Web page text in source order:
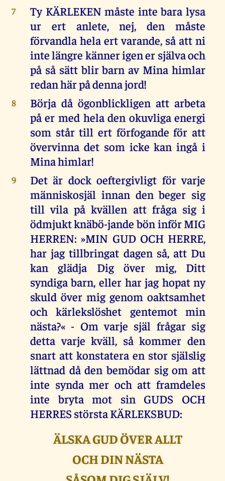
7
Ty KÄRLEKEN måste inte bara lysa
ur ert anlete, nej, den måste
förvandla hela ert varande, så att ni
inte längre känner igen er själva och
på så sätt blir barn av Mina himlar
redan här på denna jord!
8
Börja då ögonblickligen att arbeta
på er med hela den okuvliga energi
som står till ert förfogande för att
övervinna det som icke kan ingå i
Mina himlar!
9
Det är dock oeftergivligt för varje
människosjäl innan den beger sig
till vila på kvällen att fråga sig i
ödmjukt knäbö-jande bön inför MIG
HERREN: »MIN GUD OCH HERRE,
har jag tillbringat dagen så, att Du
kan glädja Dig över mig, Ditt
syndiga barn, eller har jag hopat ny
skuld över mig genom oaktsamhet
och kärlekslöshet gentemot min
nästa?« - Om varje själ frågar sig
detta varje kväll, så kommer den
snart att konstatera en stor själslig
lättnad då den bemödar sig om att
inte synda mer och att framdeles
inte bryta mot sin GUDS OCH
HERRES största KÄRLEKSBUD:
ÄLSKA GUD ÖVER ALLT
OCH DIN NÄSTA